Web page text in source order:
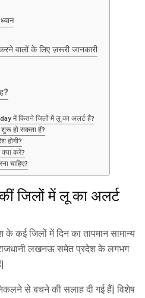
वालों के लिए ज़रूरी जानकारी
में कितने जिलों में लू का अलर्ट हैं?
हो सकता हैं?
होगी?
क्या करें?
चाहिए?
जिलों में लू का अलर्ट
के कई जिलों में दिन का तापमान सामान्य
लखनऊ समेत प्रदेश के लगभग
से बचने की सलाह दी गई हैं| विशेष